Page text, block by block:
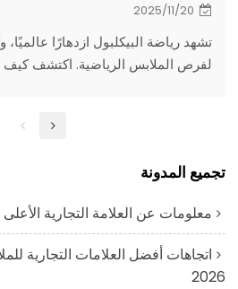
2025/11/20
تشهد رياضة البيكلبول ازدهارًا
لفرص الملابس الرياضية. اكتشف كيف
بيكلبول الأكثر مبيعًا بسرعة. هل أنت
تجميع المدونة
معلومات عن العلامة التجارية الأعلى
اتجاهات أفضل العلامات التجارية
2026